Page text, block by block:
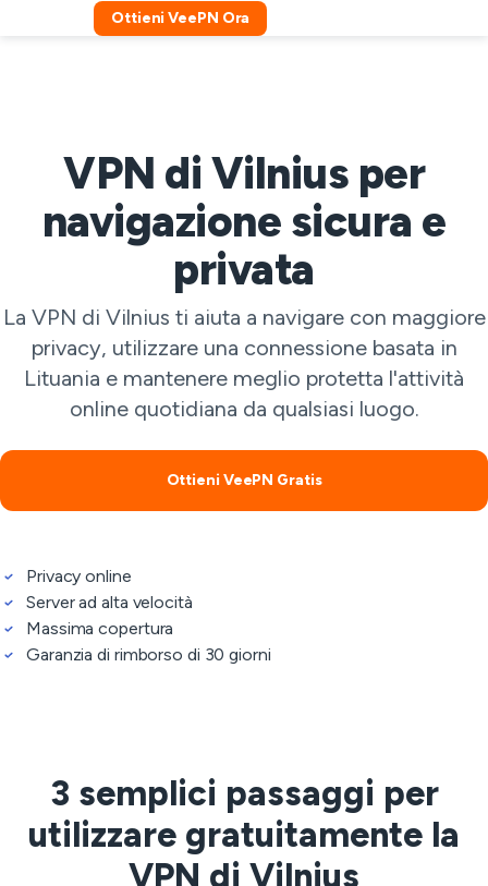
Ottieni VeePN Ora
VPN di Vilnius per
navigazione sicura e
privata
La VPN di Vilnius ti aiuta a navigare con maggiore
privacy, utilizzare una connessione basata in
Lituania e mantenere meglio protetta l'attività
online quotidiana da qualsiasi luogo.
Ottieni VeePN Gratis
Privacy online
Server ad alta velocità
Massima copertura
Garanzia di rimborso di 30 giorni
3 semplici passaggi per
utilizzare gratuitamente la
VPN di Vilnius